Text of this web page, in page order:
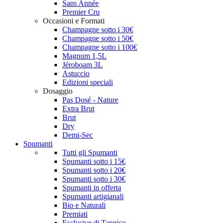
Sans Année
Premier Cru
Occasioni e Formati
Champagne sotto i 30€
Champagne sotto i 50€
Champagne sotto i 100€
Magnum 1,5L
Jéroboam 3L
Astuccio
Edizioni speciali
Dosaggio
Pas Dosé - Nature
Extra Brut
Brut
Dry
Demi-Sec
Spumanti
Tutti gli Spumanti
Spumanti sotto i 15€
Spumanti sotto i 20€
Spumanti sotto i 30€
Spumanti in offerta
Spumanti artigianali
Bio e Naturali
Premiati